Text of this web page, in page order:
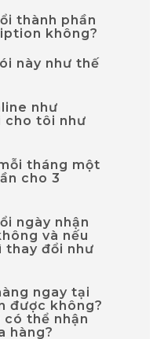
thành phần
không?
này như thế
như
cho tôi như
tháng một
cho 3
ngày nhận
và nếu
thay đổi như
ngay tại
được không?
có thể nhận
hàng?